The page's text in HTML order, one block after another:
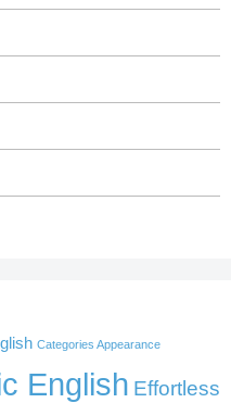
Categories Appearance
English Effortless